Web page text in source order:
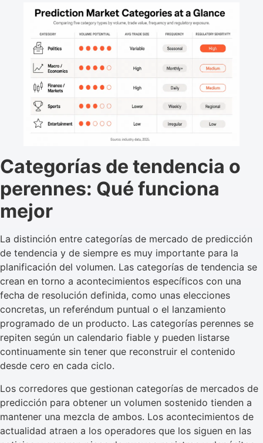
Categorías de tendencia o
perennes: Qué funciona
mejor
La distinción entre categorías de mercado de predicción
de tendencia y de siempre es muy importante para la
planificación del volumen. Las categorías de tendencia se
crean en torno a acontecimientos específicos con una
fecha de resolución definida, como unas elecciones
concretas, un referéndum puntual o el lanzamiento
programado de un producto. Las categorías perennes se
repiten según un calendario fiable y pueden listarse
continuamente sin tener que reconstruir el contenido
desde cero en cada ciclo.
Los corredores que gestionan categorías de mercados de
predicción para obtener un volumen sostenido tienden a
mantener una mezcla de ambos. Los acontecimientos de
actualidad atraen a los operadores que los siguen en las